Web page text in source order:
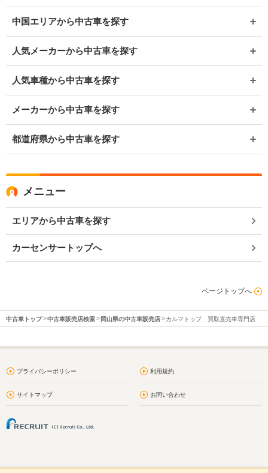
中国エリアから中古車を探す
人気メーカーから中古車を探す
人気車種から中古車を探す
メーカーから中古車を探す
都道府県から中古車を探す
メニュー
エリアから中古車を探す
カーセンサートップへ
ページトップへ
中古車トップ 中古車販売店検索 岡山県の中古車販売店 カルマトップ 買取直売車専門店
プライバシーポリシー 利用規約
サイトマップ お問い合わせ